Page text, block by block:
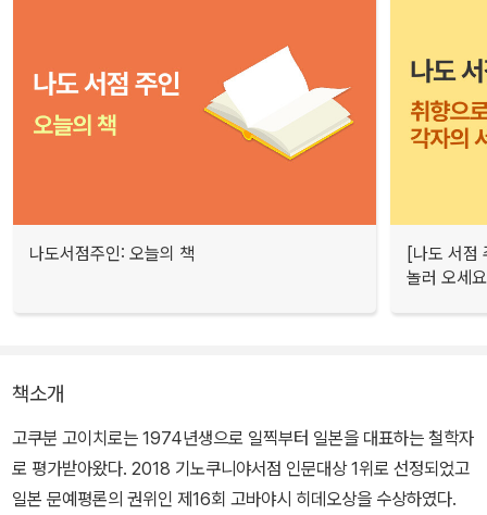
나도서점주인: 오늘의 책
[나도 서점
놀러 오세
책소개
고쿠분 고이치로는 1974년생으로 일찍부터 일본을 대표하는 철학자
로 평가받아왔다. 2018 기노쿠니야서점 인문대상 1위로 선정되었고
일본 문예평론의 권위인 제16회 고바야시 히데오상을 수상하였다.